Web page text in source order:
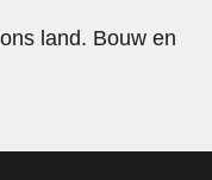
land. Bouw en